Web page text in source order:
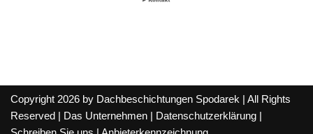
Copyright 2026 by Dachbeschichtungen Spodarek | All Rights
Reserved |
Das Unternehmen Datenschutzerklärung